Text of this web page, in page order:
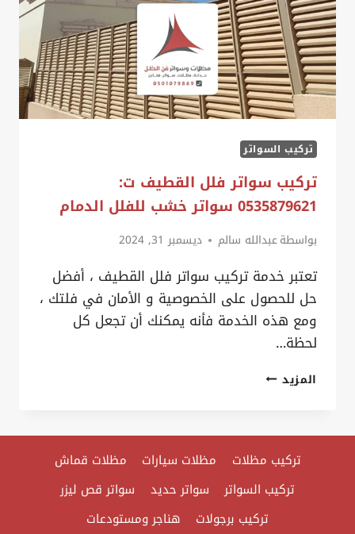
0535879621
تركيب
سواتر
PVC
بالقطيف
تركيب السواتر
تركيب سواتر فلل القطيف ت:
0535879621 سواتر خشب للفلل الدمام
بواسطةعبدالله سالم ديسمبر 31, 2024
تعتبر خدمة تركيب سواتر فلل القطيف ، أفضل
حل للحصول على الخصوصية و الأمان في فلتك ،
ومع هذه الخدمة فأنه يمكنك أن تجعل كل
لحظة…
المزيدتركيب
ت:
0535879621
سواتر
تركيب مظلات مظلات سيارات
مظلات قماش
تركيب السواتر
سواتر حديد
سواتر قص ليزر
تركيب برجولات
هناجر ومستودعات